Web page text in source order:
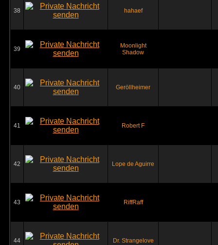
38 hahaef
39
Moonlight
Shadow
40 Geröllheimer
41 Robert F
42 Lope de Aguirre
43 RiffRaff
44 Dr. Strangelove